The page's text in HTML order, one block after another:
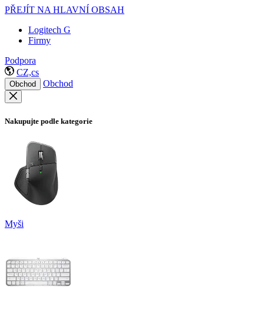
PŘEJÍT NA HLAVNÍ OBSAH
Logitech G
Firmy
Podpora
CZ,cs
Obchod Obchod
Nakupujte podle kategorie
Myši